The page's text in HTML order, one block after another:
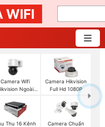
WIFI
Camera Wifi
Ngoài
Camera Hikvision
Full Hd 1080P
16 Kênh
Camera Chuẩn